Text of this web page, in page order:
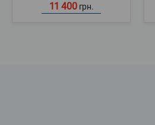
11 400 грн.